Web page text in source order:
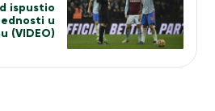
ispustio
u
(VIDEO)